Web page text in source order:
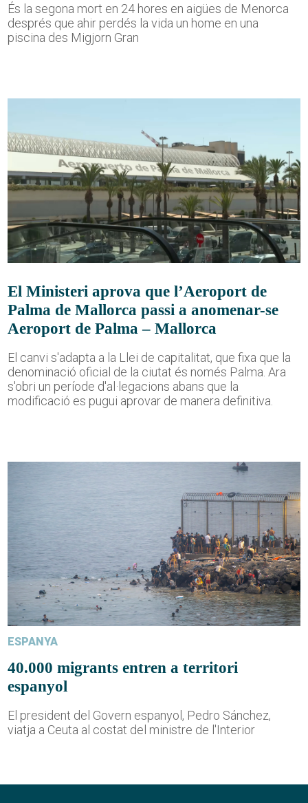
És la segona mort en 24 hores en aigües de Menorca
després que ahir perdés la vida un home en una
piscina des Migjorn Gran
El Ministeri aprova que l’Aeroport de
Palma de Mallorca passi a anomenar-se
Aeroport de Palma – Mallorca
El canvi s'adapta a la Llei de capitalitat, que fixa que la
denominació oficial de la ciutat és només Palma. Ara
s'obri un període d'al·legacions abans que la
modificació es pugui aprovar de manera definitiva.
ESPANYA
40.000 migrants entren a territori
espanyol
El president del Govern espanyol, Pedro Sánchez,
viatja a Ceuta al costat del ministre de l'Interior